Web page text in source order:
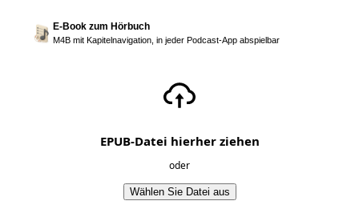
E-Book zum Hörbuch
M4B mit Kapitelnavigation, in jeder Podcast-App abspielbar
EPUB-Datei hierher ziehen
oder
Wählen Sie Datei aus